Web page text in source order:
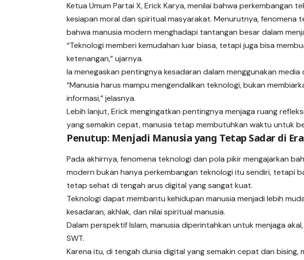
Ketua Umum Partai X, Erick Karya, menilai bahwa perkembangan
kesiapan moral dan spiritual masyarakat. Menurutnya, fenomena
bahwa manusia modern menghadapi tantangan besar dalam
“Teknologi memberi kemudahan luar biasa, tetapi juga bisa
ketenangan,” ujarnya.
Ia menegaskan pentingnya kesadaran dalam menggunakan media
“Manusia harus mampu mengendalikan teknologi, bukan
informasi,” jelasnya.
Lebih lanjut, Erick mengingatkan pentingnya menjaga ruang
yang semakin cepat, manusia tetap membutuhkan waktu untuk
Penutup: Menjadi Manusia yang Tetap Sadar di
Pada akhirnya, fenomena teknologi dan pola pikir mengajarkan
modern bukan hanya perkembangan teknologi itu sendiri, tetapi
tetap sehat di tengah arus digital yang sangat kuat.
Teknologi dapat membantu kehidupan manusia menjadi lebih
kesadaran, akhlak, dan nilai spiritual manusia.
Dalam perspektif Islam, manusia diperintahkan untuk menjaga
SWT.
Karena itu, di tengah dunia digital yang semakin cepat dan bising,